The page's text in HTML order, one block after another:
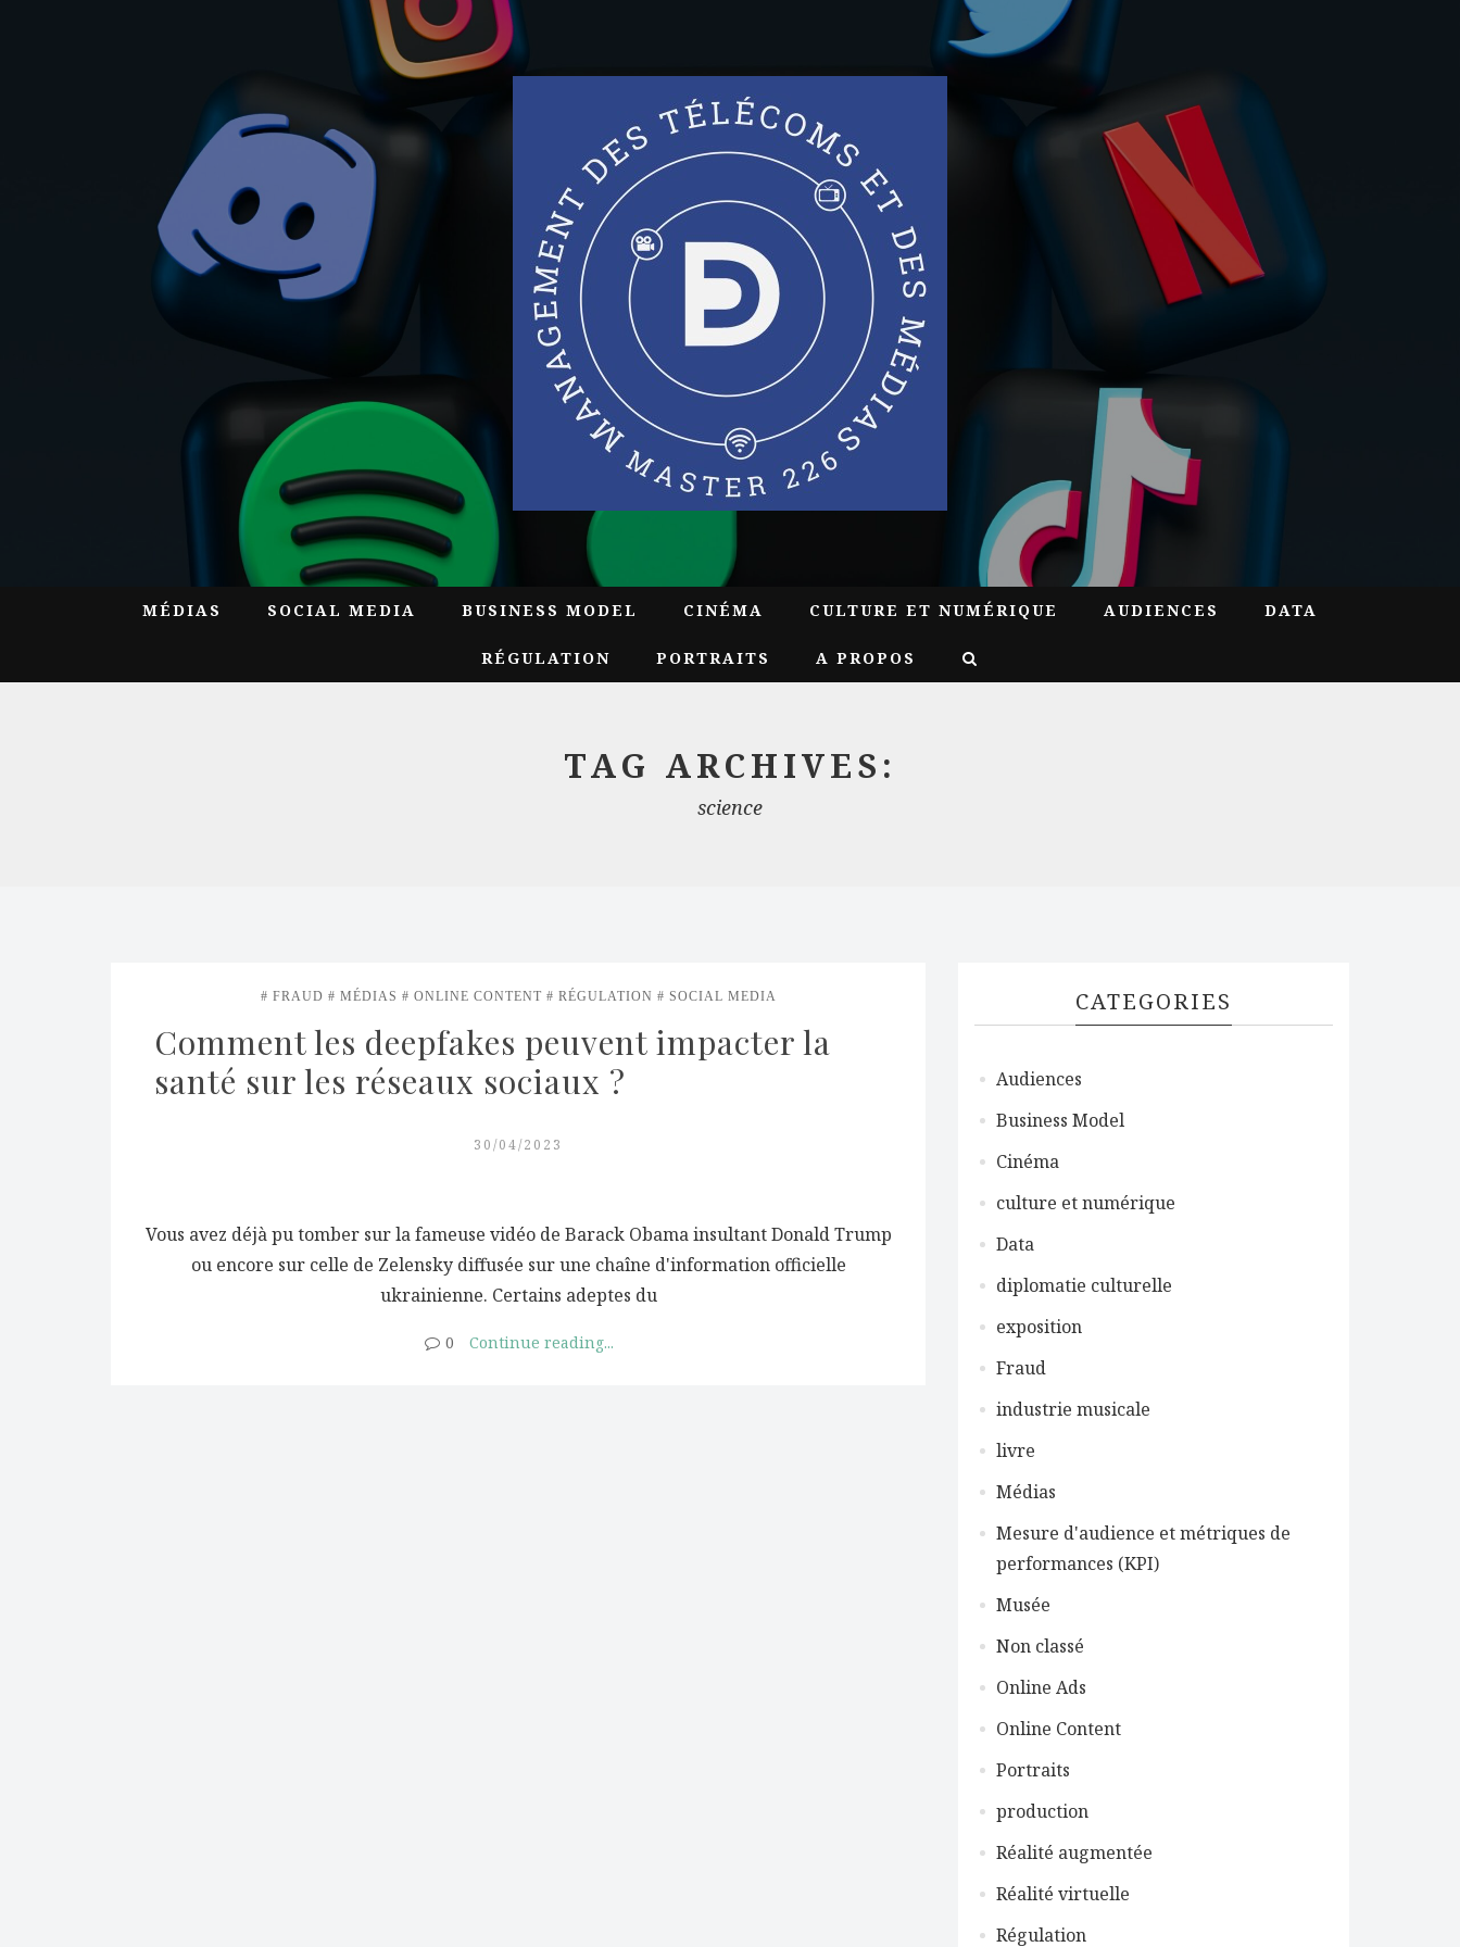
MÉDIAS SOCIAL MEDIA BUSINESS MODEL CINÉMA CULTURE ET NUMÉRIQUE AUDIENCES DATA
RÉGULATION PORTRAITS A PROPOS
TAG ARCHIVES:
science
FRAUD MÉDIAS ONLINE CONTENT RÉGULATION SOCIAL MEDIA
Comment les deepfakes peuvent impacter la
santé sur les réseaux sociaux ?
30/04/2023
Vous avez déjà pu tomber sur la fameuse vidéo de Barack Obama insultant Donald Trump
ou encore sur celle de Zelensky diffusée sur une chaîne d'information officielle
ukrainienne. Certains adeptes du
0 Continue reading...
CATEGORIES
Audiences
Business Model
Cinéma
culture et numérique
Data
diplomatie culturelle
exposition
Fraud
industrie musicale
livre
Médias
Mesure d'audience et métriques de
performances (KPI)
Musée
Non classé
Online Ads
Online Content
Portraits
production
Réalité augmentée
Réalité virtuelle
Régulation